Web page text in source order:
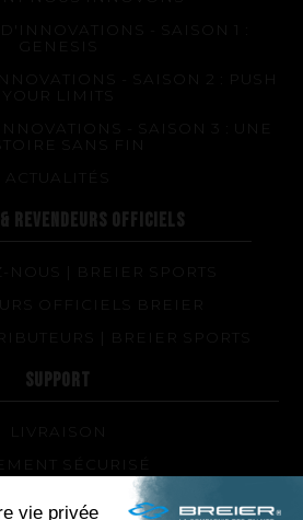
- SAISON 1 :
GENESIS
- SAISON 2 : PUSH
YOUR LIMITS
- SAISON 3 : UNE
SANS FIN
REVENDEURS OFFICIELS
NOUS | BREIER SPORTS
OFFICIELS BREIER
| BREIER SPORTS
SUPPORT
LIVRAISON
SÉCURISÉ
PALMES ET QUELLE DURETÉ
POUR MOI ?